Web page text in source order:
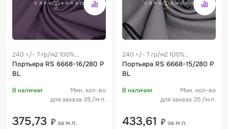
240 +/- 7 гр/м2 100%
полиэстер
Портьера RS 6668-16/280 P
BL
В наличии
Мин. кол-во
для заказа 35 /м.п.
375,73 ₽ за м.п.
240 +/- 7 гр/м2 100%
полиэстер
Портьера RS 6668-15/280 P
BL
В наличии
Мин. кол-во
для заказа 35 /м.п.
433,61 ₽ за м.п.